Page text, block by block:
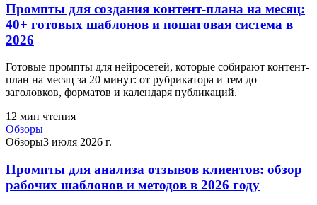
Промпты для создания контент-плана на месяц:
40+ готовых шаблонов и пошаговая система в
2026
Готовые промпты для нейросетей, которые собирают контент-
план на месяц за 20 минут: от рубрикатора и тем до
заголовков, форматов и календаря публикаций.
12 мин чтения
Обзоры
Обзоры3 июля 2026 г.
Промпты для анализа отзывов клиентов: обзор
рабочих шаблонов и методов в 2026 году